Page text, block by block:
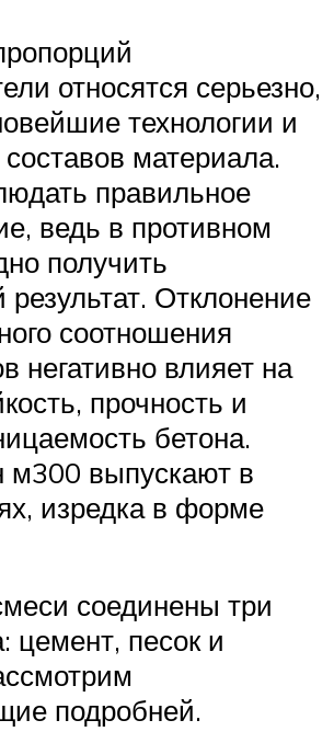
относятся серьезно,
технологии и
составов материала.
правильное
ведь в противном
получить
Отклонение
соотношения
негативно влияет на
прочность и
бетона.
м300 выпускают в
изредка в форме
соединены три
цемент, песок и
подробней.